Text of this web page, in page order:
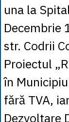
una la
Decembrie
str. Codrii
Proiectul
în
fără TVA,
Dezvoltare